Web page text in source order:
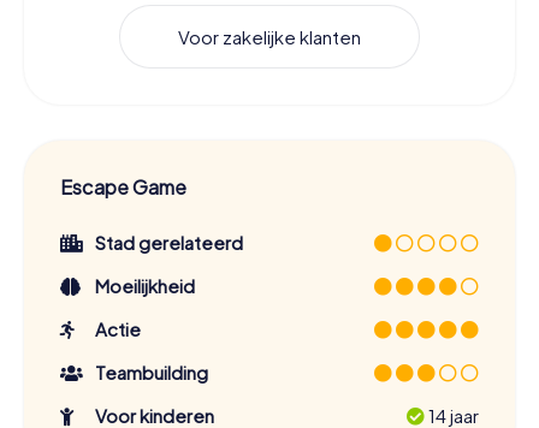
Voor zakelijke klanten
Escape Game
Stad gerelateerd
Moeilijkheid
Actie
Teambuilding
Voor kinderen
14 jaar